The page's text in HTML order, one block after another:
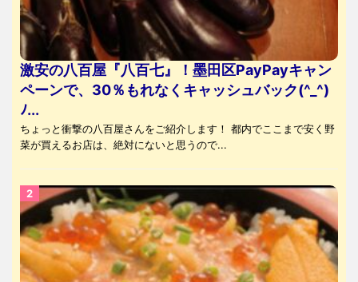
激安の八百屋『八百七』！墨田区PayPayキャン
ペーンで、30％もれなくキャッシュバック(^_^)
ﾉ...
ちょっと衝撃の八百屋さんをご紹介します！ 都内でここまで安く野
菜が買えるお店は、絶対にないと思うので...